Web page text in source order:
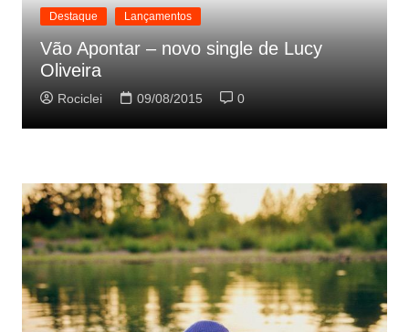
Destaque Lançamentos
Vão Apontar – novo single de Lucy
Oliveira
Rociclei 09/08/2015 0